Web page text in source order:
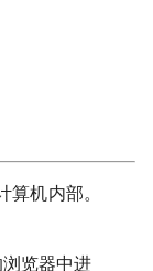
机内部。
览器中进